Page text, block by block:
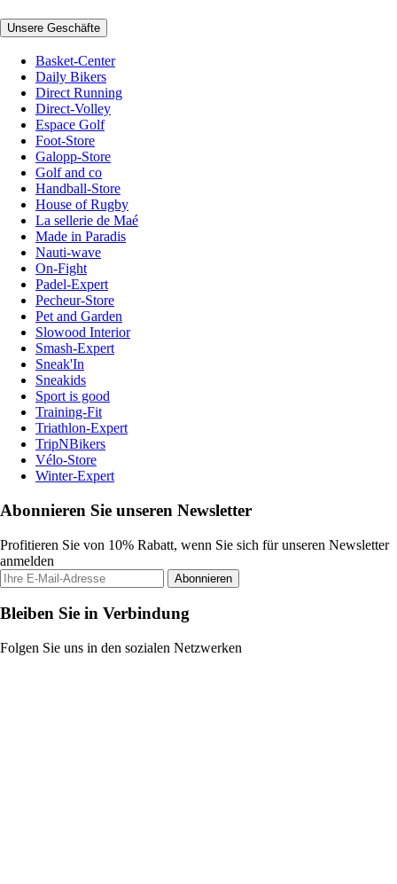
Unsere Geschäfte
Basket-Center
Daily Bikers
Direct Running
Direct-Volley
Espace Golf
Foot-Store
Galopp-Store
Golf and co
Handball-Store
House of Rugby
La sellerie de Maé
Made in Paradis
Nauti-wave
On-Fight
Padel-Expert
Pecheur-Store
Pet and Garden
Slowood Interior
Smash-Expert
Sneak'In
Sneakids
Sport is good
Training-Fit
Triathlon-Expert
TripNBikers
Vélo-Store
Winter-Expert
Abonnieren Sie unseren Newsletter
Profitieren Sie von 10% Rabatt, wenn Sie sich für unseren Newsletter
anmelden
Abonnieren
Bleiben Sie in Verbindung
Folgen Sie uns in den sozialen Netzwerken